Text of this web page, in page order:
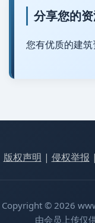
分享您的
您有优质的建筑
版权声明 | 侵权举报 |
Copyright © 2026
由会员上传仅